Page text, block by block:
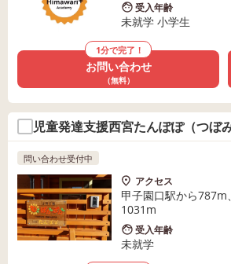
受入年齢
未就学 小学生
1分で完了！
お問い合わせ
（無料）
児童発達支援西宮たんぽぽ（つぼみ
問い合わせ受付中
アクセス
甲子園口駅から787m
1031m
受入年齢
未就学